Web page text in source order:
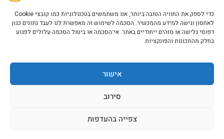
כדי לספק את החוויה הטובה ביותר, אנו משתמשים בטכנולוגיות כמו קובצי Cookie
לאחסון וגישה למידע מהמכשיר. הסכמה לשימוש זה מאפשרת לנו לעבד נתונים כגון
דפוסי גלישה או מזהים ייחודיים באתר. אי־הסכמה או ביטול הסכמה עלולים לפגוע
בחלק מהתכונות והפונקציות.
אישור
סירוב
צפייה בהעדפות
אצות
בריאות מהחי
הרשמה לניוזלטר
פרסמו אצלנו
הצהרת נגישות